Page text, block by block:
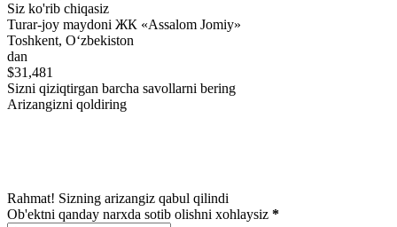
Siz ko'rib chiqasiz
Turar-joy maydoni ЖК «Assalom Jomiy»
Toshkent, Oʻzbekiston
dan
$31,481
Sizni qiziqtirgan barcha savollarni bering
Arizangizni qoldiring
Rahmat! Sizning arizangiz qabul qilindi
Ob'ektni qanday narxda sotib olishni xohlaysiz *